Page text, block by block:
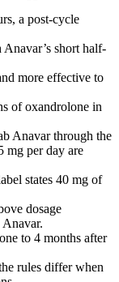
a post-cycle
Anavar’s short half-
more effective to
of oxandrolone in
Anavar through the
mg per day are
states 40 mg of
dosage
Anavar.
to 4 months after
rules differ when